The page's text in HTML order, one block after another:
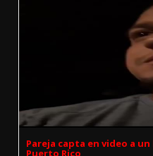
Pareja capta en video a
Puerto Rico